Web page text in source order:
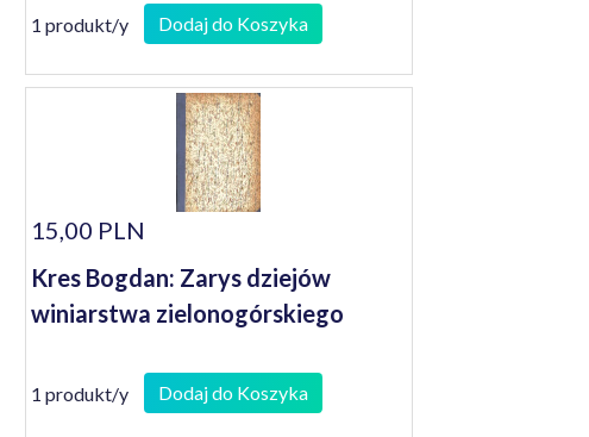
seniorów
1 produkt/y Dodaj do Koszyka
15,00 PLN
Kres Bogdan: Zarys dziejów
winiarstwa zielonogórskiego
1 produkt/y Dodaj do Koszyka